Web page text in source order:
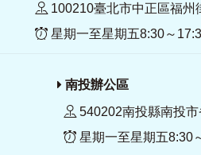
100210臺北市中正區福州
星期一至星期五8:30～
南投辦公區
540202南投縣南投
星期一至星期五8:30